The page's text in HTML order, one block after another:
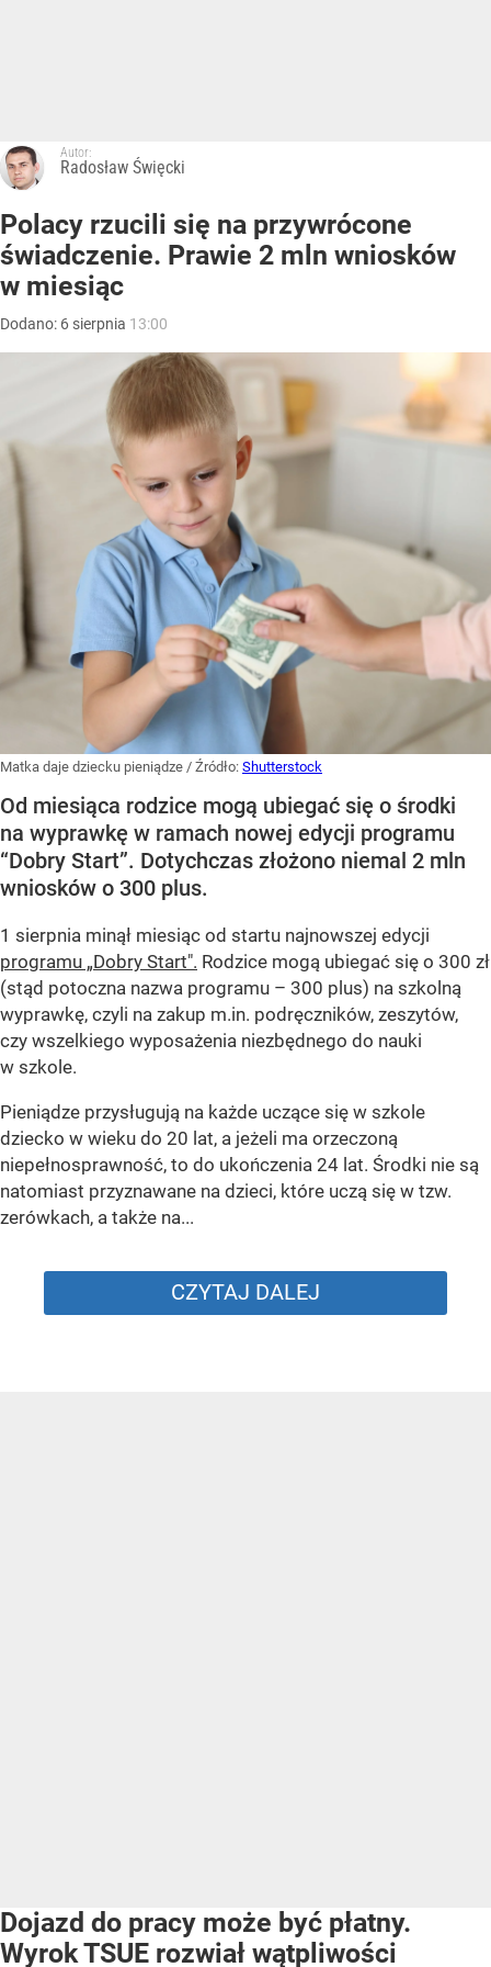
Autor:
Radosław Święcki
Polacy rzucili się na przywrócone
świadczenie. Prawie 2 mln wniosków
w miesiąc
Dodano: 6 sierpnia 13:00
Matka daje dziecku pieniądze / Źródło: Shutterstock
Od miesiąca rodzice mogą ubiegać się o środki
na wyprawkę w ramach nowej edycji programu
“Dobry Start”. Dotychczas złożono niemal 2 mln
wniosków o 300 plus.
1 sierpnia minął miesiąc od startu najnowszej edycji
programu „Dobry Start". Rodzice mogą ubiegać się o 300 zł
(stąd potoczna nazwa programu – 300 plus) na szkolną
wyprawkę, czyli na zakup m.in. podręczników, zeszytów,
czy wszelkiego wyposażenia niezbędnego do nauki
w szkole.
Pieniądze przysługują na każde uczące się w szkole
dziecko w wieku do 20 lat, a jeżeli ma orzeczoną
niepełnosprawność, to do ukończenia 24 lat. Środki nie są
natomiast przyznawane na dzieci, które uczą się w tzw.
zerówkach, a także na...
CZYTAJ DALEJ
Dojazd do pracy może być płatny.
Wyrok TSUE rozwiał wątpliwości